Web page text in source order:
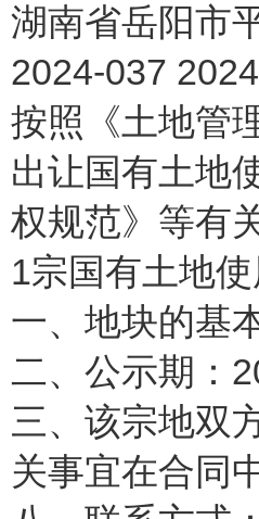
湖南省岳阳市
2024-037
按照《土地管
出让国有土地
权规范》等有
1宗国有土地
一、地块的基
二、公示期：
三、该宗地双
关事宜在合同